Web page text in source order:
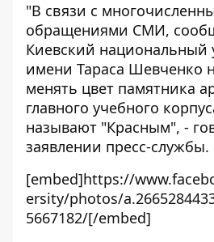
"В связи с
обращениями СМИ,
Киевский национальный
имени Тараса Шевченко
менять цвет памятника
главного учебного
называют "Красным", -
заявлении пресс-службы.
[embed]https://
ersity/photos/
5667182/[/embed]